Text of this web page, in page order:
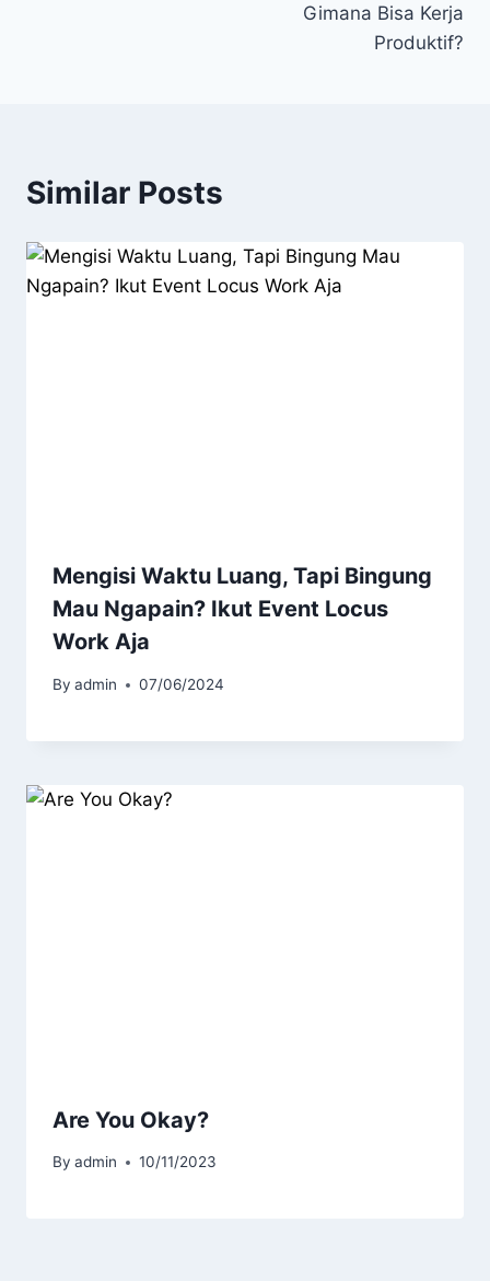
Gimana Bisa Kerja
Produktif?
Similar Posts
Mengisi Waktu Luang, Tapi Bingung
Mau Ngapain? Ikut Event Locus
Work Aja
By admin 07/06/2024
Are You Okay?
By admin 10/11/2023